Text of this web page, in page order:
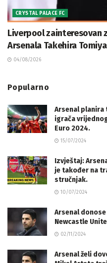
CRYSTAL PALACE FC
Liverpool zainteresovan
Arsenala Takehira
04/08/2026
Popularno
Arsenal
igrača
Euro 2024.
15/07/2024
Izvještaj:
je također na
stručnjak.
10/07/2024
Arsenal
Newcastle
02/11/2024
Arsenal želi